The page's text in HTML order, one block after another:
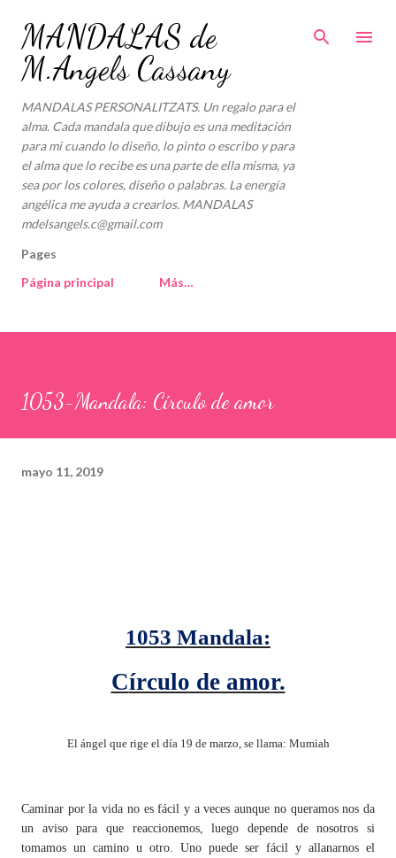
Ir al contenido principal
MANDALAS de
M.Angels Cassany
MANDALAS PERSONALITZATS. Un regalo para el
alma. Cada mandala que dibujo es una meditación
para mi cuando lo diseño, lo pinto o escribo y para
el alma que lo recibe es una parte de ella misma, ya
sea por los colores, diseño o palabras. La energía
angélica me ayuda a crearlos. MANDALAS
mdelsangels.c@gmail.com
Pages
Página principal
Más…
1053-Mandala: Círculo de amor
mayo 11, 2019
1053 Mandala:
Círculo de amor.
El ángel que rige el día 19 de marzo, se llama: Mumiah
Caminar por la vida no es fácil y a veces aunque no queramos nos da
un aviso para que reaccionemos, luego depende de nosotros si
tomamos un camino u otro. Uno puede ser fácil y allanarnos el